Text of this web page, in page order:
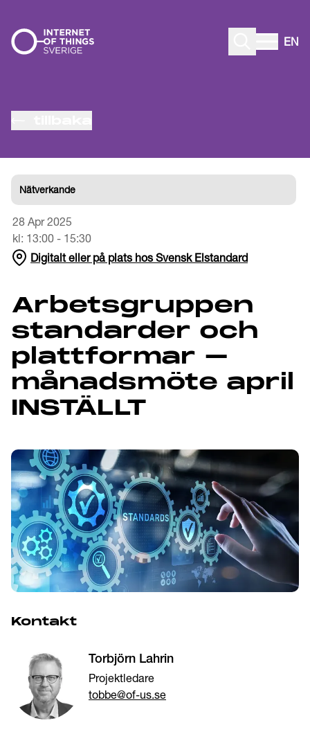
Gå till innehåll
EN
Nätverkande
28 Apr 2025
kl: 13:00 - 15:30
Digitalt eller på plats hos Svensk Elstandard
Arbetsgruppen
standarder och
plattformar –
månadsmöte april
INSTÄLLT
Kontakt
Torbjörn Lahrin
Projektledare
tobbe@of-us.se